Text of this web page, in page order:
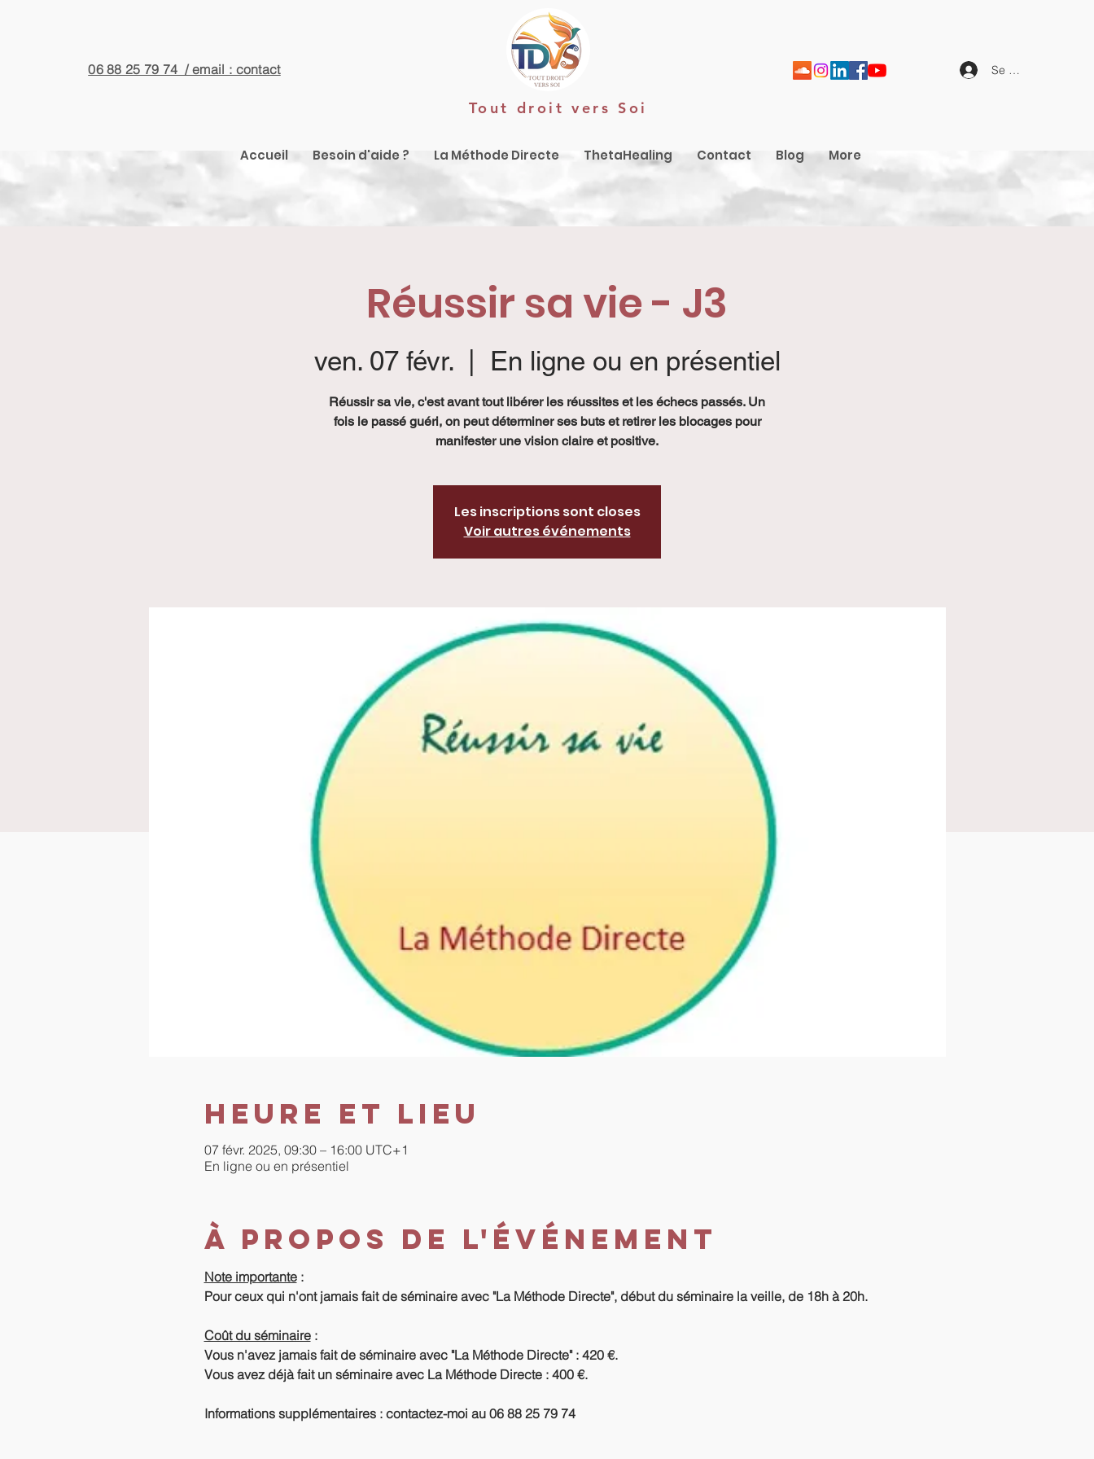
06 88 25 79 74 / email : contact
Tout droit vers Soi
Se connecter
Accueil Besoin d'aide ? La Méthode Directe ThetaHealing Contact Blog More
Réussir sa vie - J3
ven. 07 févr.
  |
En ligne ou en présentiel
Réussir sa vie, c'est avant tout libérer les réussites et les échecs passés. Un
fois le passé guéri, on peut déterminer ses buts et retirer les blocages pour
manifester une vision claire et positive.
Les inscriptions sont closes
Voir autres événements
Heure et lieu
07 févr. 2025, 09:30 – 16:00 UTC+1
En ligne ou en présentiel
À propos de l'événement
Note importante :
Pour ceux qui n'ont jamais fait de séminaire avec "La Méthode Directe", début du séminaire la veille, de 18h à 20h.
Coût du séminaire :
Vous n'avez jamais fait de séminaire avec "La Méthode Directe" : 420 €.
Vous avez déjà fait un séminaire avec La Méthode Directe : 400 €.
Informations supplémentaires : contactez-moi au 06 88 25 79 74